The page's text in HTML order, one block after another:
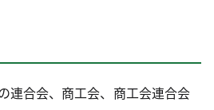
連合会、商工会、商工会連合会